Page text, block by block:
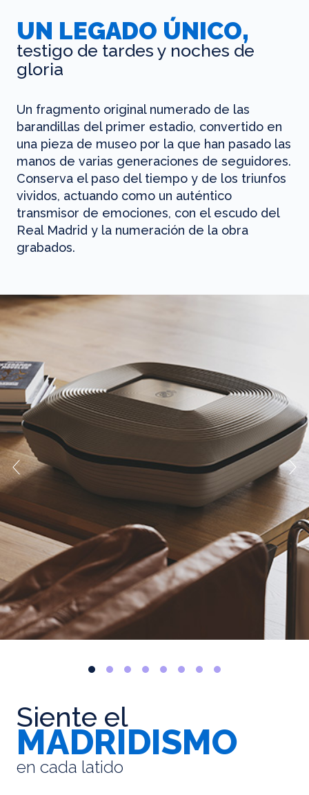
UN LEGADO ÚNICO,
testigo de tardes y noches de
gloria
Un fragmento original numerado de las
barandillas del primer estadio, convertido en
una pieza de museo por la que han pasado las
manos de varias generaciones de seguidores.
Conserva el paso del tiempo y de los triunfos
vividos, actuando como un auténtico
transmisor de emociones, con el escudo del
Real Madrid y la numeración de la obra
grabados.
Siente el
MADRIDISMO
en cada latido